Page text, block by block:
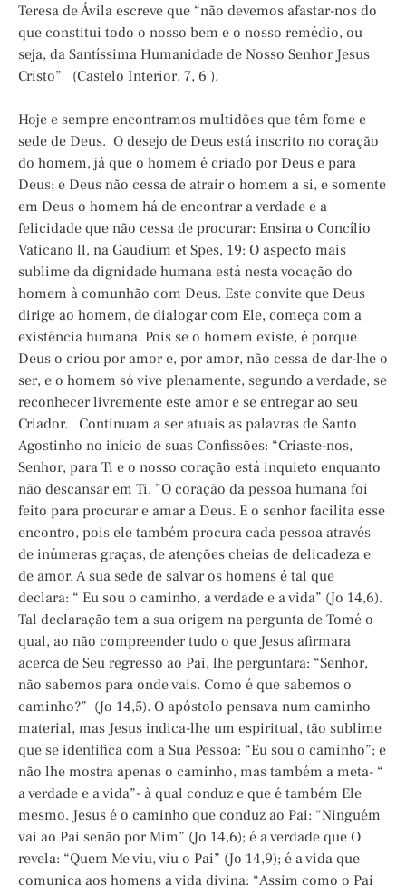
Teresa de Ávila escreve que “não devemos afastar-nos do
que constitui todo o nosso bem e o nosso remédio, ou
seja, da Santíssima Humanidade de Nosso Senhor Jesus
Cristo” (Castelo Interior, 7, 6 ).
Hoje e sempre encontramos multidões que têm fome e
sede de Deus. O desejo de Deus está inscrito no coração
do homem, já que o homem é criado por Deus e para
Deus; e Deus não cessa de atrair o homem a si, e somente
em Deus o homem há de encontrar a verdade e a
felicidade que não cessa de procurar: Ensina o Concílio
Vaticano ll, na Gaudium et Spes, 19: O aspecto mais
sublime da dignidade humana está nesta vocação do
homem à comunhão com Deus. Este convite que Deus
dirige ao homem, de dialogar com Ele, começa com a
existência humana. Pois se o homem existe, é porque
Deus o criou por amor e, por amor, não cessa de dar-lhe o
ser, e o homem só vive plenamente, segundo a verdade, se
reconhecer livremente este amor e se entregar ao seu
Criador. Continuam a ser atuais as palavras de Santo
Agostinho no início de suas Confissões: “Criaste-nos,
Senhor, para Ti e o nosso coração está inquieto enquanto
não descansar em Ti. ”O coração da pessoa humana foi
feito para procurar e amar a Deus. E o senhor facilita esse
encontro, pois ele também procura cada pessoa através
de inúmeras graças, de atenções cheias de delicadeza e
de amor. A sua sede de salvar os homens é tal que
declara: “ Eu sou o caminho, a verdade e a vida” (Jo 14,6).
Tal declaração tem a sua origem na pergunta de Tomé o
qual, ao não compreender tudo o que Jesus afirmara
acerca de Seu regresso ao Pai, lhe perguntara: “Senhor,
não sabemos para onde vais. Como é que sabemos o
caminho?” (Jo 14,5). O apóstolo pensava num caminho
material, mas Jesus indica-lhe um espiritual, tão sublime
que se identifica com a Sua Pessoa: “Eu sou o caminho”; e
não lhe mostra apenas o caminho, mas também a meta- “
a verdade e a vida”- à qual conduz e que é também Ele
mesmo. Jesus é o caminho que conduz ao Pai: “Ninguém
vai ao Pai senão por Mim” (Jo 14,6); é a verdade que O
revela: “Quem Me viu, viu o Pai” (Jo 14,9); é a vida que
comunica aos homens a vida divina: “Assim como o Pai